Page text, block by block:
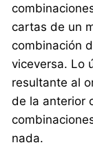
cartas de un
combinación
viceversa. Lo
resultante al
de la anterior
nada.